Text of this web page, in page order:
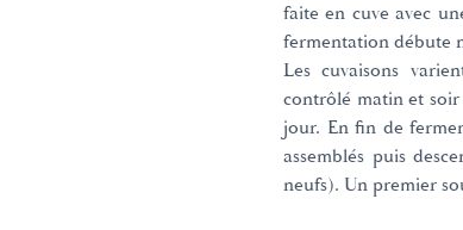
faite en cuve avec
fermentation débute
Les cuvaisons
contrôlé matin et
jour. En fin de
assemblés puis
neufs). Un premier